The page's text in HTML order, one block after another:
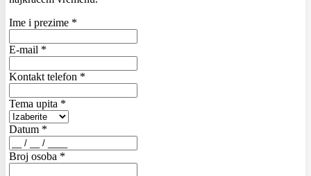
Ime i prezime *
E-mail *
Kontakt telefon *
Tema upita *
Datum *
Broj osoba *